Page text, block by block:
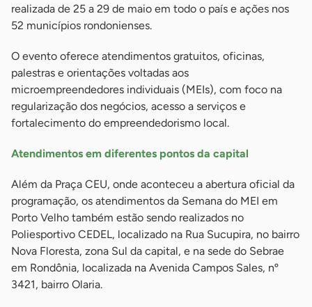
realizada de 25 a 29 de maio em todo o país e ações nos
52 municípios rondonienses.
O evento oferece atendimentos gratuitos, oficinas,
palestras e orientações voltadas aos
microempreendedores individuais (MEIs), com foco na
regularização dos negócios, acesso a serviços e
fortalecimento do empreendedorismo local.
Atendimentos em diferentes pontos da capital
Além da Praça CEU, onde aconteceu a abertura oficial da
programação, os atendimentos da Semana do MEI em
Porto Velho também estão sendo realizados no
Poliesportivo CEDEL, localizado na Rua Sucupira, no bairro
Nova Floresta, zona Sul da capital, e na sede do Sebrae
em Rondônia, localizada na Avenida Campos Sales, nº
3421, bairro Olaria.